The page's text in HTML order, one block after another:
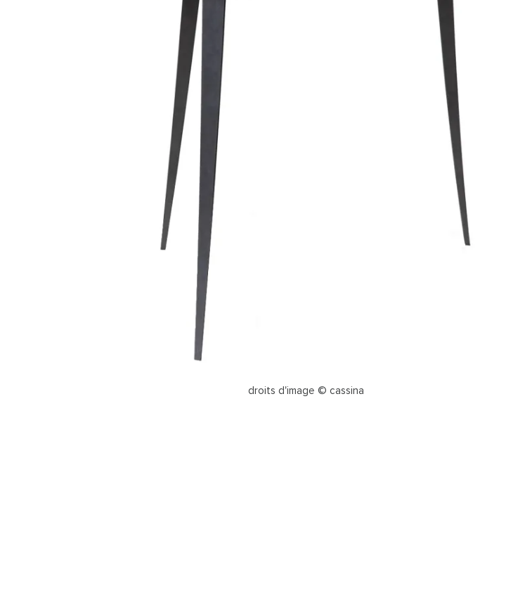
droits d'image © cassina